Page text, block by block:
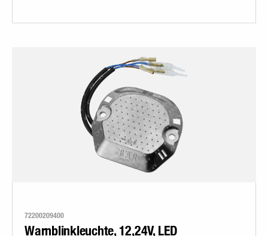
72200209400
Warnblinkleuchte, 12,24V, LED